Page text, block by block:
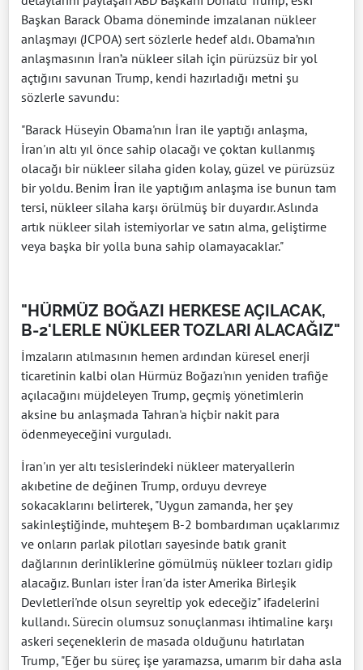
Başkan Barack Obama döneminde imzalanan nükleer
anlaşmayı (JCPOA) sert sözlerle hedef aldı. Obama’nın
anlaşmasının İran’a nükleer silah için pürüzsüz bir yol
açtığını savunan Trump, kendi hazırladığı metni şu
sözlerle savundu:
"Barack Hüseyin Obama'nın İran ile yaptığı anlaşma,
İran'ın altı yıl önce sahip olacağı ve çoktan kullanmış
olacağı bir nükleer silaha giden kolay, güzel ve pürüzsüz
bir yoldu. Benim İran ile yaptığım anlaşma ise bunun tam
tersi, nükleer silaha karşı örülmüş bir duyardır. Aslında
artık nükleer silah istemiyorlar ve satın alma, geliştirme
veya başka bir yolla buna sahip olamayacaklar."
"HÜRMÜZ BOĞAZI HERKESE AÇILACAK,
B-2'LERLE NÜKLEER TOZLARI ALACAĞIZ"
İmzaların atılmasının hemen ardından küresel enerji
ticaretinin kalbi olan Hürmüz Boğazı'nın yeniden trafiğe
açılacağını müjdeleyen Trump, geçmiş yönetimlerin
aksine bu anlaşmada Tahran'a hiçbir nakit para
ödenmeyeceğini vurguladı.
İran'ın yer altı tesislerindeki nükleer materyallerin
akıbetine de değinen Trump, orduyu devreye
sokacaklarını belirterek, "Uygun zamanda, her şey
sakinleştiğinde, muhteşem B-2 bombardıman uçaklarımız
ve onların parlak pilotları sayesinde batık granit
dağlarının derinliklerine gömülmüş nükleer tozları gidip
alacağız. Bunları ister İran'da ister Amerika Birleşik
Devletleri'nde olsun seyreltip yok edeceğiz" ifadelerini
kullandı. Sürecin olumsuz sonuçlanması ihtimaline karşı
askeri seçeneklerin de masada olduğunu hatırlatan
Trump, "Eğer bu süreç işe yaramazsa, umarım bir daha asla